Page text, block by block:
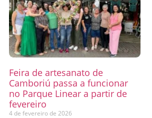
Feira de artesanato de
Camboriú passa a funcionar
no Parque Linear a partir de
fevereiro
4 de fevereiro de 2026